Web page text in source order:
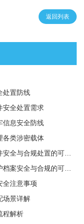
返回列表
处置防线
安全处置需求
信息安全防线
各类涉密载体
与合规处置的可靠选择
安全与合规的可靠伙伴
全注意事项
场景详解
程解析